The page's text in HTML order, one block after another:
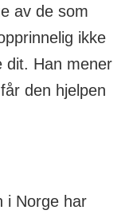
av de som
ikke
dit. Han mener
den hjelpen
i Norge har